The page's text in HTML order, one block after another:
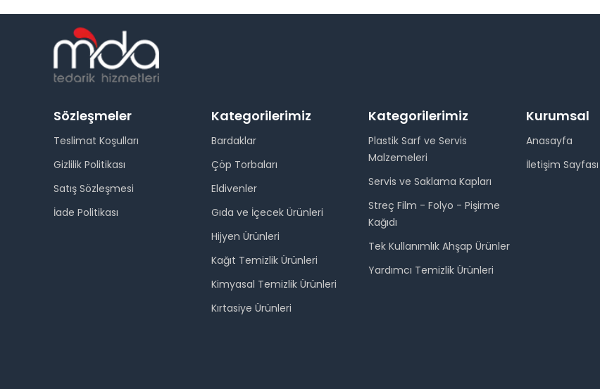
Sözleşmeler
Teslimat Koşulları
Gizlilik Politikası
Satış Sözleşmesi
İade Politikası
Kategorilerimiz
Bardaklar
Çöp Torbaları
Eldivenler
Gıda ve İçecek Ürünleri
Hijyen Ürünleri
Kağıt Temizlik Ürünleri
Kimyasal Temizlik Ürünleri
Kırtasiye Ürünleri
Kategorilerimiz
Plastik Sarf ve Servis
Malzemeleri
Servis ve Saklama Kapları
Streç Film - Folyo - Pişirme
Kağıdı
Tek Kullanımlık Ahşap Ürünler
Yardımcı Temizlik Ürünleri
Kurumsal
Anasayfa
İletişim Sayfası